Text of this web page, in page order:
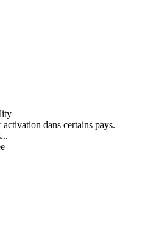
dans certains pays.